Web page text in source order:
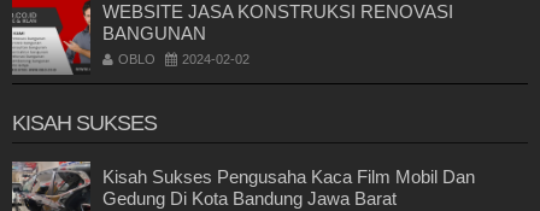
WEBSITE JASA KONSTRUKSI RENOVASI
BANGUNAN
OBLO 2024-02-02
KISAH SUKSES
Kisah Sukses Pengusaha Kaca Film Mobil Dan
Gedung Di Kota Bandung Jawa Barat